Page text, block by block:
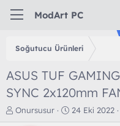
ModArt PC
Soğutucu Ürünleri
ASUS TUF
SYNC 2x120mm
K
o
Onursusur
B
a
24 Eki 2022